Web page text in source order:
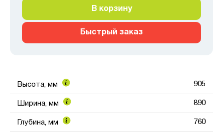
В корзину
Быстрый заказ
Высота, мм 905
Ширина, мм 890
Глубина, мм 760